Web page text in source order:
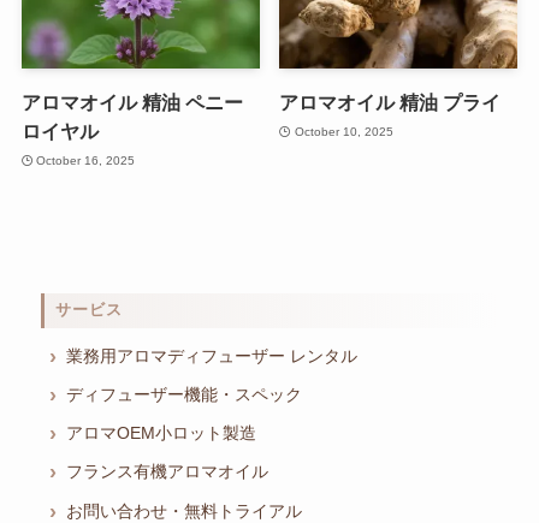
アロマオイル 精油 ペニー
ロイヤル
October 16, 2025
アロマオイル 精油 プライ
October 10, 2025
サービス
業務用アロマディフューザー レンタル
ディフューザー機能・スペック
アロマOEM小ロット製造
フランス有機アロマオイル
お問い合わせ・無料トライアル